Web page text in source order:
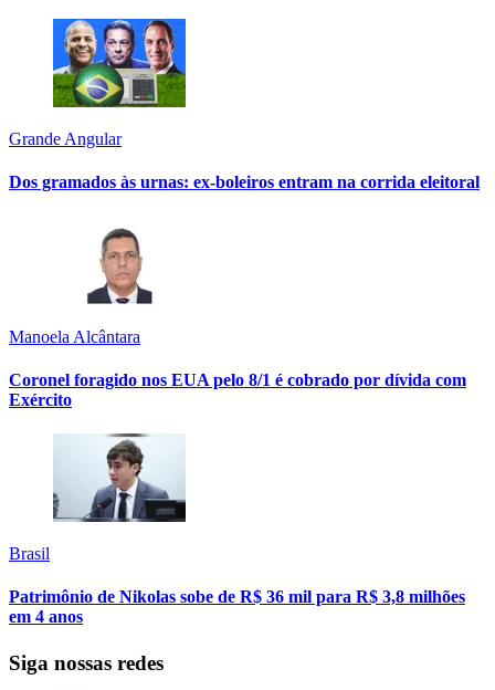
Grande Angular
Dos gramados às urnas: ex-boleiros entram na corrida eleitoral
Manoela Alcântara
Coronel foragido nos EUA pelo 8/1 é cobrado por dívida com
Exército
Brasil
Patrimônio de Nikolas sobe de R$ 36 mil para R$ 3,8 milhões
em 4 anos
Siga nossas redes